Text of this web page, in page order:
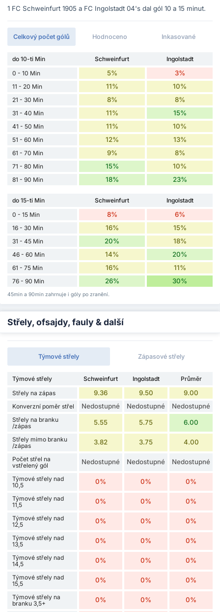
1 FC Schweinfurt 1905 a FC Ingolstadt 04's dal gól 10 a 15 minut.
Celkový počet gólů Hodnoceno Inkasované
do 10-ti Min Schweinfurt
Ingolstadt
0 - 10 Min
5% 3%
11 - 20 Min 11% 10%
21 - 30 Min 8% 8%
31 - 40 Min 11% 15%
41 - 50 Min 11% 10%
51 - 60 Min 12% 13%
61 - 70 Min 9% 8%
71 - 80 Min 15% 10%
81 - 90 Min 18% 23%
do 15-ti Min Schweinfurt
Ingolstadt
0 - 15 Min
8% 6%
16 - 30 Min 16% 15%
31 - 45 Min 20% 18%
46 - 60 Min 14% 20%
61 - 75 Min 16% 11%
76 - 90 Min 26% 30%
45min a 90min zahrnuje i góly po zranění.
Střely, ofsajdy, fauly & další
Týmové střely Zápasové střely
Týmové střely Schweinfurt Ingolstadt
Průměr
Střely na zápas
9.36 9.50 9.00
Konverzní poměr střel Nedostupné Nedostupné Nedostupné
Střely na branku
/zápas
5.55 5.75 6.00
Střely mimo branku
/zápas
3.82 3.75 4.00
Počet střel na
vstřelený gól
Nedostupné Nedostupné Nedostupné
Týmové střely nad
10,5
0% 0% 0%
Týmové střely nad
11,5
0% 0% 0%
Týmové střely nad
12,5
0% 0% 0%
Týmové střely nad
13,5
0% 0% 0%
Týmové střely nad
14,5
0% 0% 0%
Týmové střely nad
15,5
0% 0% 0%
Týmové střely na
branku 3,5+
0% 0% 0%